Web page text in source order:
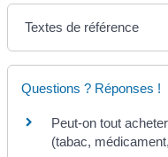
Textes de référence
Questions ? Réponses !
Peut-on tout
(tabac,